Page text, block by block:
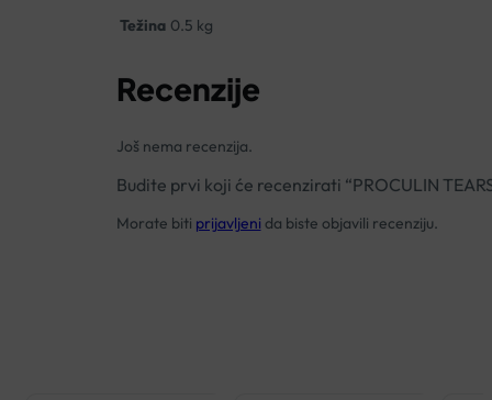
Težina 0.5 kg
Recenzije
Još nema recenzija.
Budite prvi koji će recenzirati “PROCULIN
Morate biti prijavljeni da biste objavili recenziju.